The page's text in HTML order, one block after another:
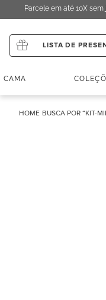
Parcele em até 10X sem
LISTA DE
CAMA
KIT-